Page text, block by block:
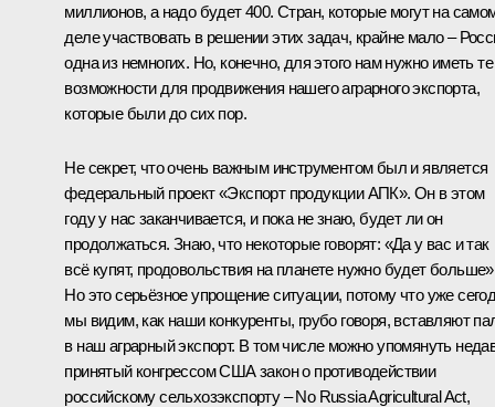
миллионов, а надо будет 400. Стран, которые могут на
деле участвовать в решении этих задач, крайне мало –
одна из немногих. Но, конечно, для этого нам нужно иметь
возможности для продвижения нашего аграрного экспорта,
которые были до сих пор.
Не секрет, что очень важным инструментом был и является
федеральный проект «Экспорт продукции АПК». Он в этом
году у нас заканчивается, и пока не знаю, будет ли он
продолжаться. Знаю, что некоторые говорят: «Да у вас и так
всё купят, продовольствия на планете нужно будет
Но это серьёзное упрощение ситуации, потому что уже
мы видим, как наши конкуренты, грубо говоря, вставляют
в наш аграрный экспорт. В том числе можно упомянуть
принятый конгрессом США закон о противодействии
российскому сельхозэкспорту – No Russia Agricultural Act,